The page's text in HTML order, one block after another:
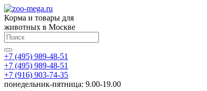
Корма и товары для
животных в Москве
+7 (495) 989-48-51
+7 (495) 989-48-51
+7 (916) 903-74-35
понедельник-пятница: 9.00-19.00